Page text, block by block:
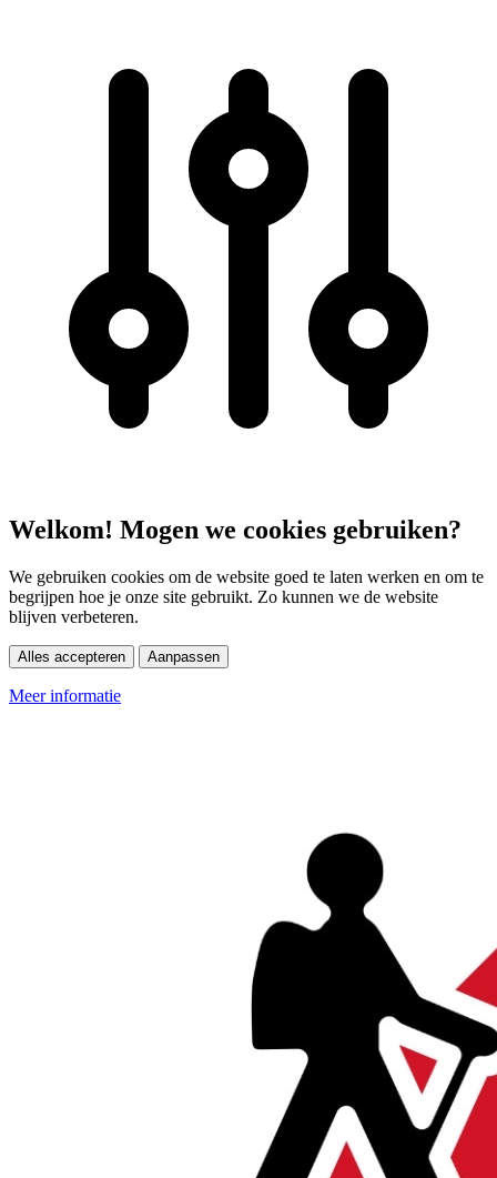
Welkom! Mogen we cookies gebruiken?
We gebruiken cookies om de website goed te laten werken en om te
begrijpen hoe je onze site gebruikt. Zo kunnen we de website
blijven verbeteren.
Alles accepteren Aanpassen
Meer informatie